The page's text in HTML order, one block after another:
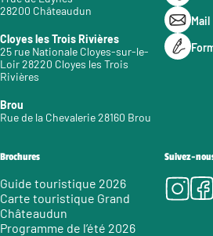
28200 Châteaudun
Cloyes les Trois Rivières
25 rue Nationale Cloyes-sur-le-
Loir 28220 Cloyes les Trois
Rivières
Brou
Rue de la Chevalerie 28160 Brou
Mail
Brochures
Guide touristique 2026
Carte touristique Grand
Châteaudun
Programme de l’été 2026
Suivez-